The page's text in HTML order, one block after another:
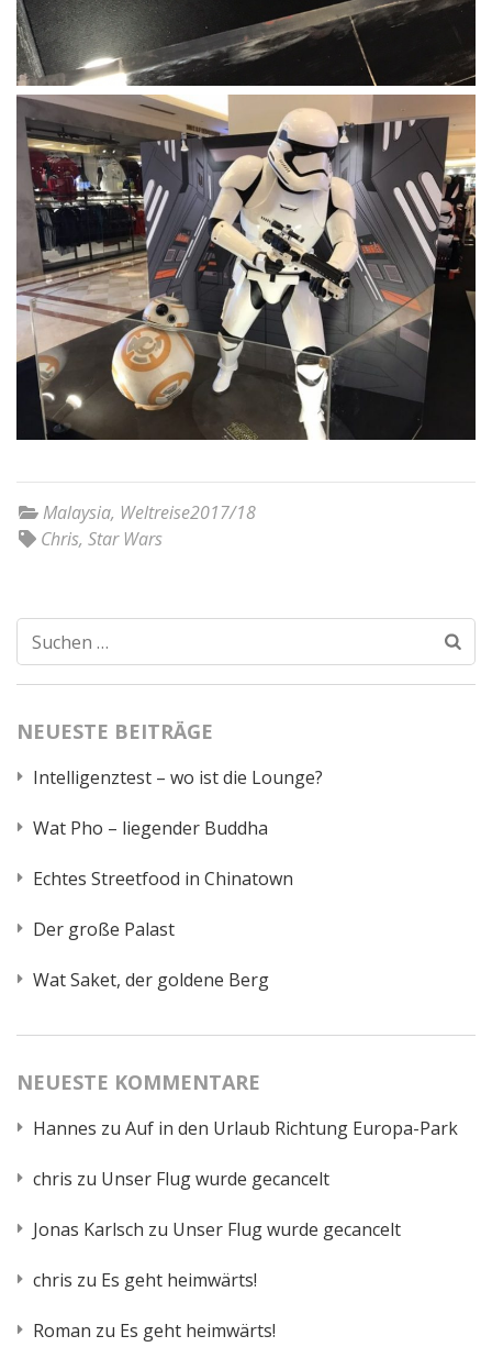
Malaysia, Weltreise2017/18
Chris, Star Wars
Suchen
nach:
NEUESTE BEITRÄGE
Intelligenztest – wo ist die Lounge?
Wat Pho – liegender Buddha
Echtes Streetfood in Chinatown
Der große Palast
Wat Saket, der goldene Berg
NEUESTE KOMMENTARE
Hannes zu Auf in den Urlaub Richtung Europa-Park
chris zu Unser Flug wurde gecancelt
Jonas Karlsch zu Unser Flug wurde gecancelt
chris zu Es geht heimwärts!
Roman zu Es geht heimwärts!